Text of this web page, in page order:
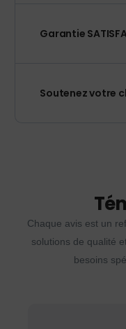
Garantie
Soutenez votre
Chaque avis est un
solutions de qualité
besoins